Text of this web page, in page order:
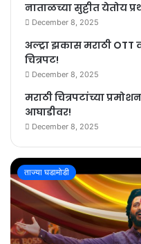
नाताळच्या सुट्टीत येतोय
December 8, 2025
अल्ट्रा झकास मराठी OTT
चित्रपट!
December 8, 2025
मराठी चित्रपटांच्या
आघाडीवर!
December 8, 2025
ताज्या घडामोडी